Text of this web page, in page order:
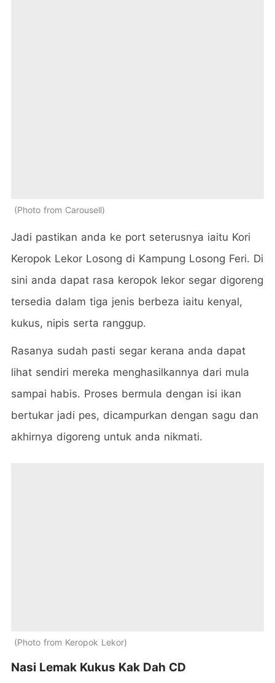
Photo from Carousell
Jadi pastikan anda ke port seterusnya iaitu Kori
Keropok Lekor Losong di Kampung Losong Feri. Di
sini anda dapat rasa keropok lekor segar digoreng
tersedia dalam tiga jenis berbeza iaitu kenyal,
kukus, nipis serta ranggup.
Rasanya sudah pasti segar kerana anda dapat
lihat sendiri mereka menghasilkannya dari mula
sampai habis. Proses bermula dengan isi ikan
bertukar jadi pes, dicampurkan dengan sagu dan
akhirnya digoreng untuk anda nikmati.
Photo from Keropok Lekor
Nasi Lemak Kukus Kak Dah CD